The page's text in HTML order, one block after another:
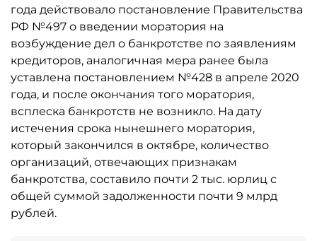
года действовало постановление Правительства
РФ №497 о введении моратория на
возбуждение дел о банкротстве по заявлениям
кредиторов, аналогичная мера ранее была
уставлена постановлением №428 в апреле 2020
года, и после окончания того моратория,
всплеска банкротств не возникло. На дату
истечения срока нынешнего моратория,
который закончился в октябре, количество
организаций, отвечающих признакам
банкротства, составило почти 2 тыс. юрлиц с
общей суммой задолженности почти 9 млрд
рублей.